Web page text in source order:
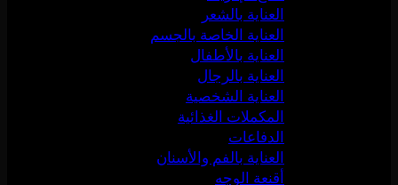
العناية بالشعر
العناية الخاصة بالجسم
العناية بالأطفال
العناية بالرجال
العناية الشخصية
المكملات الغذائية
الدفاعات
العناية بالفم والأسنان
أقنعة الوجه